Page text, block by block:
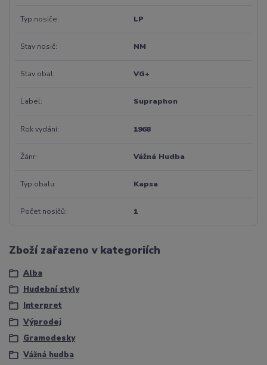
Typ nosiče LP
Stav nosič NM
Stav obal VG+
Label Supraphon
Rok vydání 1968
Žánr Vážná Hudba
Typ obalu Kapsa
Počet nosičů 1
Zboží zařazeno v kategoriích
Alba
Hudební styly
Interpret
Výprodej
Gramodesky
Vážná hudba